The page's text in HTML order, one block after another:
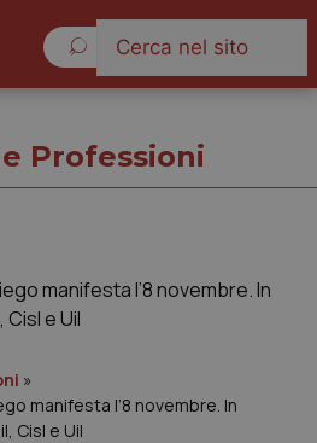
Professioni
»
manifesta l’8 novembre. In
Cisl e Uil